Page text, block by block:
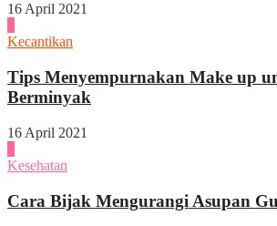
16 April 2021
Kecantikan
Tips Menyempurnakan Make up
Berminyak
16 April 2021
Kesehatan
Cara Bijak Mengurangi Asupan